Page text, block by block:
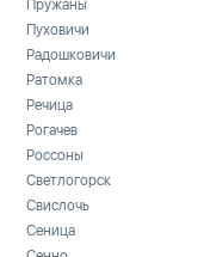
Пружаны
Пуховичи
Радошковичи
Ратомка
Речица
Рогачев
Россоны
Светлогорск
Свислочь
Сеница